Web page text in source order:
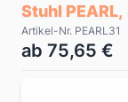
Stuhl
Artikel-Nr. PEARL31
ab 75,65 €